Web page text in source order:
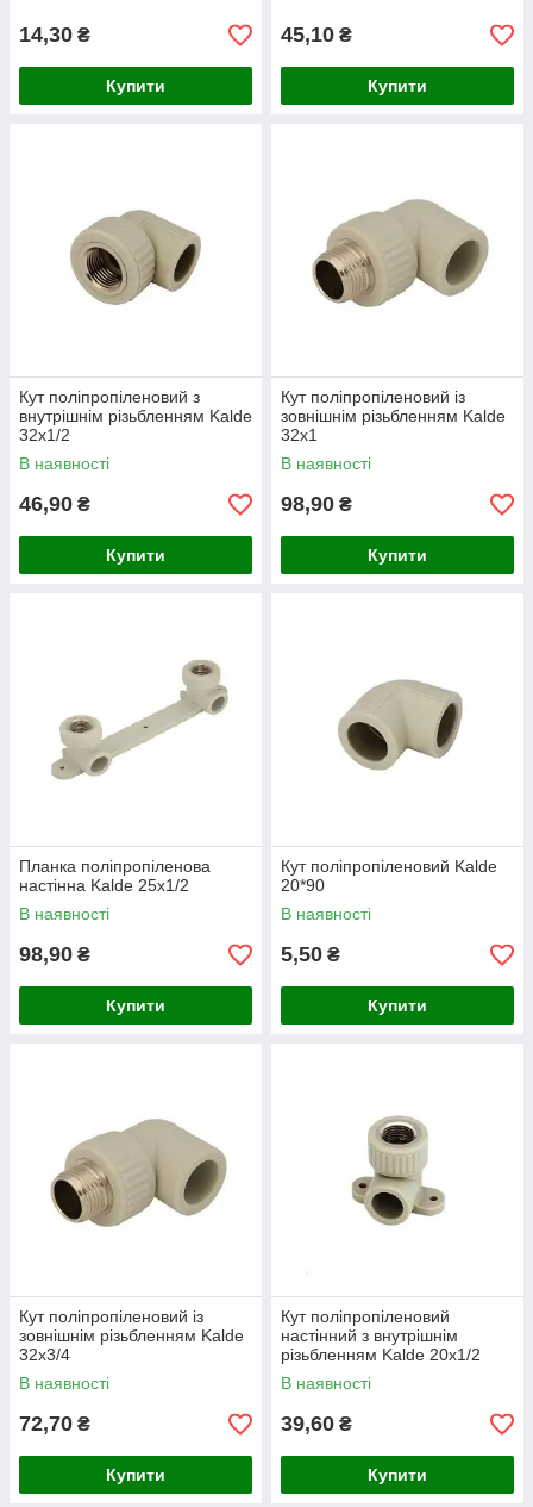
14,30 ₴
Купити
45,10 ₴
Купити
Кут поліпропіленовий з
внутрішнім різьбленням Kalde
32х1/2
В наявності
46,90 ₴
Купити
Кут поліпропіленовий із
зовнішнім різьбленням Kalde
32х1
В наявності
98,90 ₴
Купити
Планка поліпропіленова
настінна Kalde 25х1/2
В наявності
98,90 ₴
Купити
Кут поліпропіленовий Kalde
20*90
В наявності
5,50 ₴
Купити
Кут поліпропіленовий із
зовнішнім різьбленням Kalde
32х3/4
В наявності
72,70 ₴
Купити
Кут поліпропіленовий
настінний з внутрішнім
різьбленням Kalde 20х1/2
В наявності
39,60 ₴
Купити